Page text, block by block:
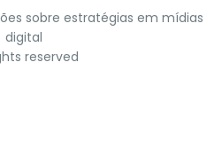
sobre estratégias em mídias
digital
reserved